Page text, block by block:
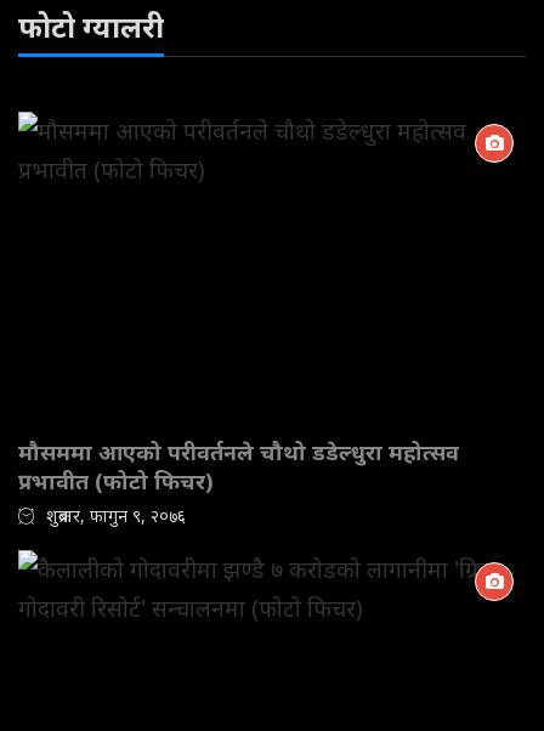
फोटो ग्यालरी
मौसममा आएको परीवर्तनले चौथो डडेल्धुरा महोत्सव
प्रभावीत (फोटो फिचर)
शुक्रबार, फागुन ९, २०७६